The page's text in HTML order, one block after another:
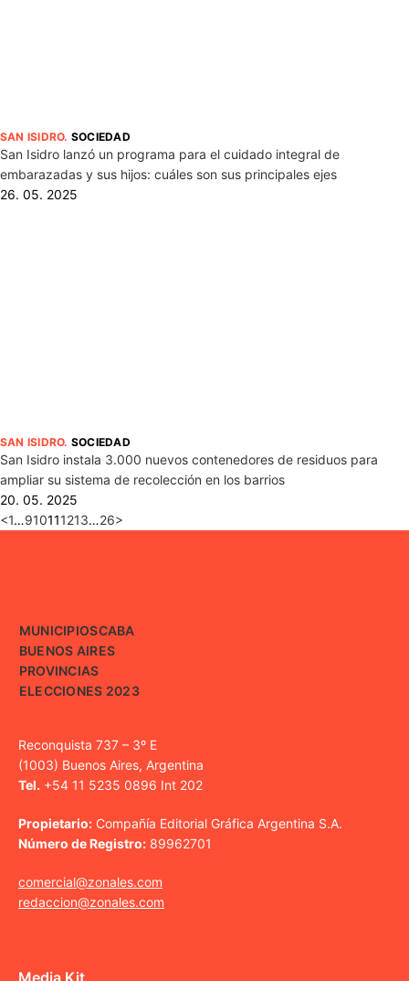
SAN ISIDRO. SOCIEDAD
San Isidro lanzó un programa para el cuidado integral de
embarazadas y sus hijos: cuáles son sus principales ejes
26. 05. 2025
SAN ISIDRO. SOCIEDAD
San Isidro instala 3.000 nuevos contenedores de residuos para
ampliar su sistema de recolección en los barrios
20. 05. 2025
<1…910111213…26>
MUNICIPIOSCABA
BUENOS AIRES
PROVINCIAS
ELECCIONES 2023
Reconquista 737 – 3º E
(1003) Buenos Aires, Argentina
Tel. +54 11 5235 0896 Int 202
Propietario: Compañía Editorial Gráfica Argentina S.A.
Número de Registro: 89962701
comercial@zonales.com
redaccion@zonales.com